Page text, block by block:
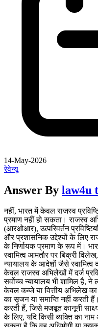
14-May-2026
रेवेन्यू
Answer By law4u
नहीं, भारत में केवल राजस्व
प्रमाण नहीं हो सकता। राजस्व
(आरओआर), उत्परिवर्तन
और प्रशासनिक उद्देश्यों के लिए
के निर्णायक प्रमाण के रूप में।
स्वामित्व आमतौर पर बिक्री
न्यायालय के आदेशों जैसे स्वामित्व
केवल राजस्व अभिलेखों में दर्ज
सर्वोच्च न्यायालय भी शामिल है, ने
केवल कब्जे या वित्तीय अभिलेख का
का सृजन या समाप्ति नहीं करती
करती हैं, जिसे मजबूत कानूनी
के लिए, यदि किसी व्यक्ति का